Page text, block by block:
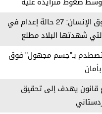
وسط ضغوط متزايدة عليه
مفوض الأمم المتحدة لحقوق الإنسان: 27 حالة إعدام في
التي شهدتها البلاد مطلع
تصطدم بـ"جسم مجهول" فوق
قانون يهدف إلى تحقيق